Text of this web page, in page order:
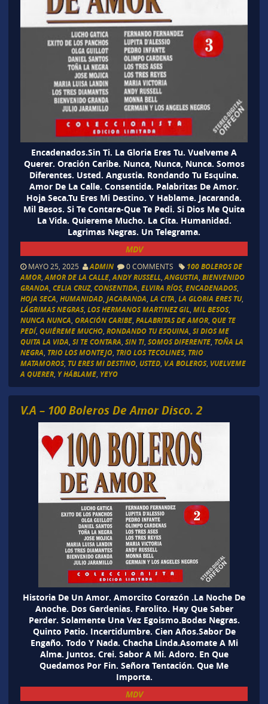
Encadenados.Sin Ti. La Gloria Eres Tu. Vuelveme A
Querer. Oración Caribe. Nunca, Nunca, Nunca. Somos
Diferentes. Usted. Angustia. Rondando Tu Esquina.
Amor De La Calle. Consentida. Palabritas De Amor.
Hoja Seca.Tu Eres Mi Destino. Y Hablame. Jacaranda.
Mil Besos. Si Te Contara-Que Te Pedi. Si Dios Me Quita
La Vida. Quiereme Mucho. La Cita. Humanidad.
Lagrimas Negras. Un Telegrama.
MDV
MAYO 25, 2025 ADMIN 0 COMMENTS
100 BOLEROS DE
AMOR, AMOR DE LA CALLE, ANDY RUSSELL, ANGUSTIA BIENVENIDO
GRANDA CELIA CRUZ, CONSENTIDA ELVIRA RÍOS, ENCADENADOS,
HOJA SECA HUMANIDAD, JACARANDA LA CITA LA GLORIA ERES TU,
LÁGRIMAS NEGRAS, LOS HERMANOS MARTINEZ GIL, MIL BESOS,
NUNCA NUNCA ORACIÓN CARIBE, PALABRITAS DE AMOR, QUE TE
PEDÍ, QUIÉREME MUCHO, RONDANDO TU ESQUINA SI DIOS ME
QUITA LA VIDA SI TE CONTARA SIN TI, SOMOS DIFERENTE, TOÑA LA
NEGRA TRIO LOS MONTEJO, TRIO LOS TECOLINES, TRIO
MATAMOROS, TU ERES MI DESTINO, USTED, V.A BOLEROS, VUELVEME
A QUERER, Y HÁBLAME, YEYO
V.A – 100 Boleros De Amor Disco. 2
Historia De Un Amor. Amorcito Corazón .La Noche De
Anoche. Dos Gardenias. Farolito. Hay Que Saber
Perder. Solamente Una Vez Egoismo.Bodas Negras.
Quinto Patio. Incertidumbre. Cien Años.Sabor De
Engaño. Todo Y Nada. Chacha Linda.Asomate A Mi
Alma. Juntos. Crei. Sabor A Mi. Adoro. En Que
Quedamos Por Fin. Señora Tentación. Que Me
Importa.
MDV